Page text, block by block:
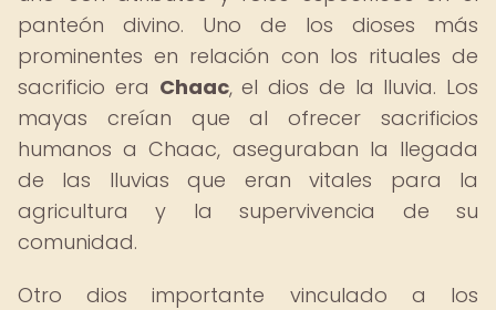
panteón divino. Uno de los dioses más
prominentes en relación con los rituales de
sacrificio era Chaac, el dios de la lluvia. Los
mayas creían que al ofrecer sacrificios
humanos a Chaac, aseguraban la llegada
de las lluvias que eran vitales para la
agricultura y la supervivencia de su
comunidad.
Otro dios importante vinculado a los